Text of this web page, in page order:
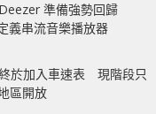
準備強勢回歸
義串流音樂播放器
於加入車速表 現階段只
區開放